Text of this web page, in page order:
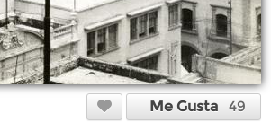
Me Gusta 49